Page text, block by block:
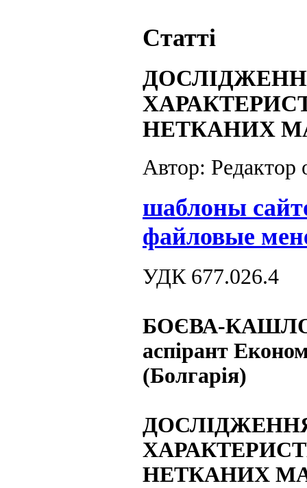
Статті
НЕТКАНИХ
Автор: Редактор
шаблоны
файловые
УДК 677.026.4
БОЄВА-
аспірант
(Болгарія)
НЕТКАНИХ